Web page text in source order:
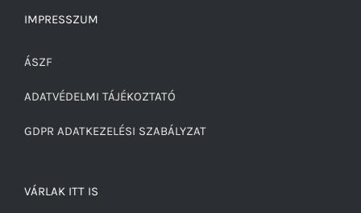
IMPRESSZUM
ÁSZF
ADATVÉDELMI TÁJÉKOZTATÓ
GDPR ADATKEZELÉSI SZABÁLYZAT
VÁRLAK ITT IS